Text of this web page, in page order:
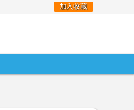
加入收藏